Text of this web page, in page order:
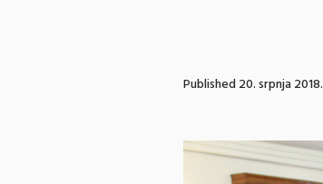
Published20. srpnja 2018.